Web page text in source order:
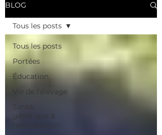
BLOG
Tous les posts
Portées
Éducation
Vie de l'élevage
Santé,
génétique &
reproduction
Tous les posts